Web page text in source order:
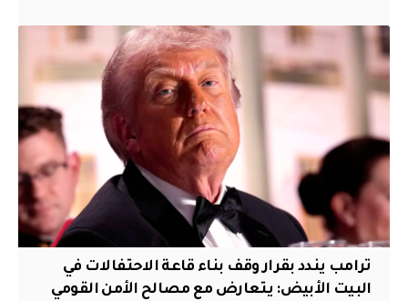
ترامب يندد بقرار وقف بناء قاعة الاحتفالات في
البيت الأبيض: يتعارض مع مصالح الأمن القومي